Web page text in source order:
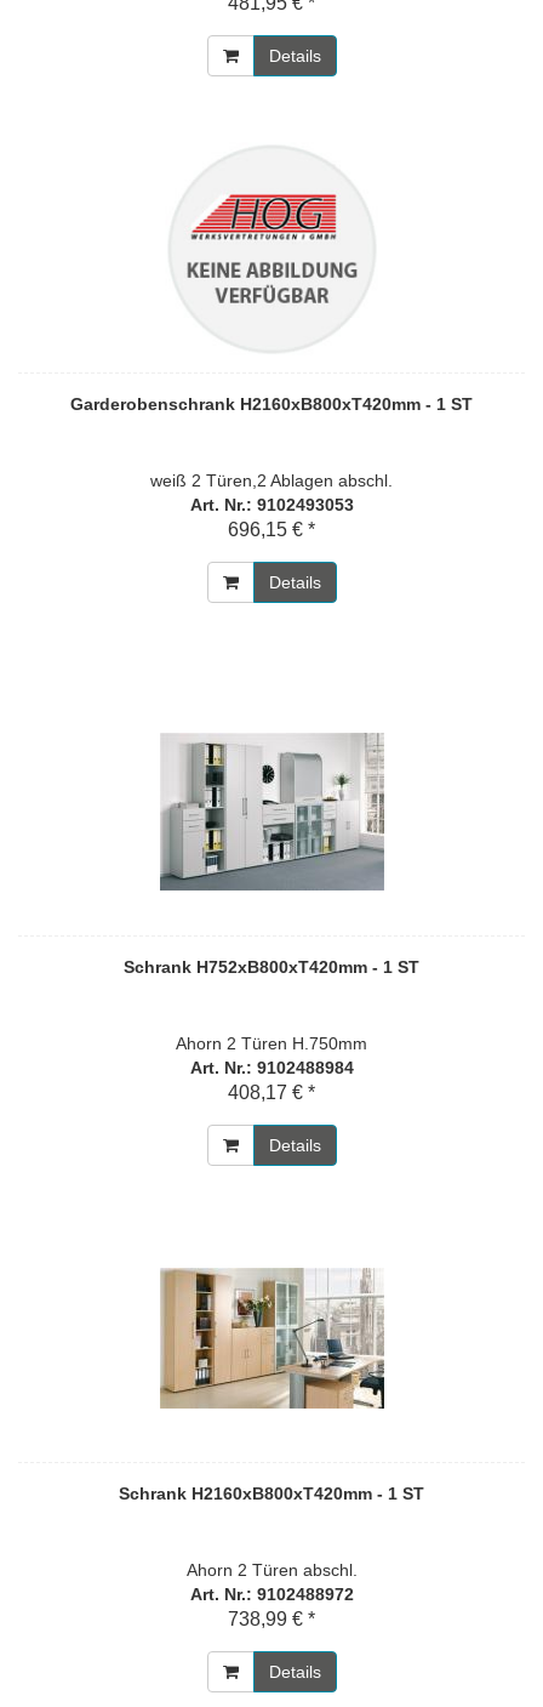
Details
Garderobenschrank H2160xB800xT420mm - 1 ST
weiß 2 Türen,2 Ablagen abschl.
Art. Nr.: 9102493053
696,15 € *
Details
Schrank H752xB800xT420mm - 1 ST
Ahorn 2 Türen H.750mm
Art. Nr.: 9102488984
408,17 € *
Details
Schrank H2160xB800xT420mm - 1 ST
Ahorn 2 Türen abschl.
Art. Nr.: 9102488972
738,99 € *
Details